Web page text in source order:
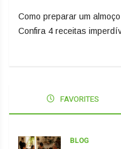
Como preparar um
Confira 4 receitas
FAVORITES
BLOG